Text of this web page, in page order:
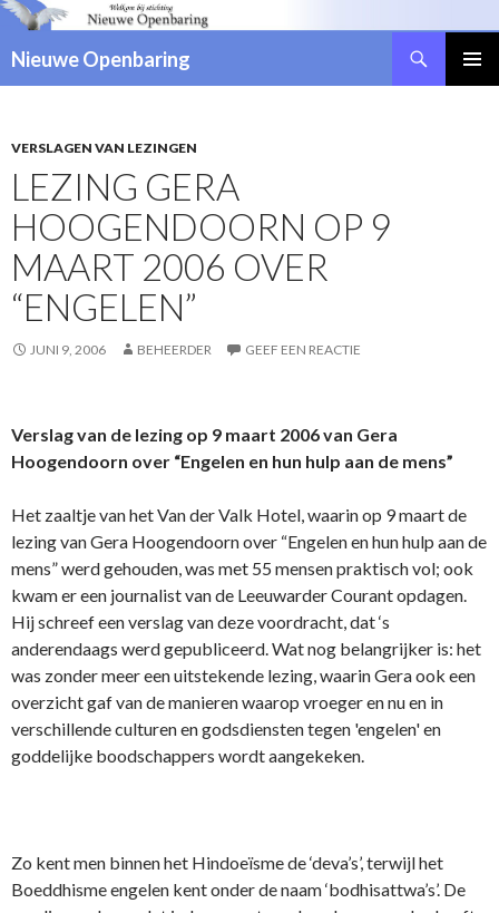
Nieuwe Openbaring
SPRINGEN
VERSLAGEN VAN LEZINGEN
LEZING GERA
HOOGENDOORN OP 9
MAART 2006 OVER
“ENGELEN”
JUNI 9, 2006 BEHEERDER GEEF EEN REACTIE
Verslag van de lezing op 9 maart 2006 van Gera
Hoogendoorn over “Engelen en hun hulp aan de mens”
Het zaaltje van het Van der Valk Hotel, waarin op 9 maart de
lezing van Gera Hoogendoorn over “Engelen en hun hulp aan de
mens” werd gehouden, was met 55 mensen praktisch vol; ook
kwam er een journalist van de Leeuwarder Courant opdagen.
Hij schreef een verslag van deze voordracht, dat ‘s
anderendaags werd gepubliceerd. Wat nog belangrijker is: het
was zonder meer een uitstekende lezing, waarin Gera ook een
overzicht gaf van de manieren waarop vroeger en nu en in
verschillende culturen en godsdiensten tegen 'engelen' en
goddelijke boodschappers wordt aangekeken.
Zo kent men binnen het Hindoeïsme de ‘deva’s’, terwijl het
Boeddhisme engelen kent o­nder de naam ‘bodhisattwa’s’. De